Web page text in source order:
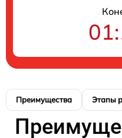
Преимущества Этапы